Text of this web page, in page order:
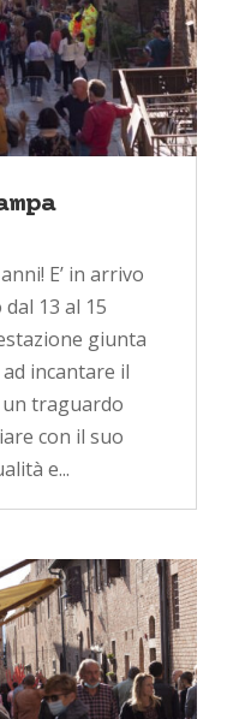
E’ in arrivo
dal 13 al 15
giunta
incantare il
un traguardo
con il suo
e...